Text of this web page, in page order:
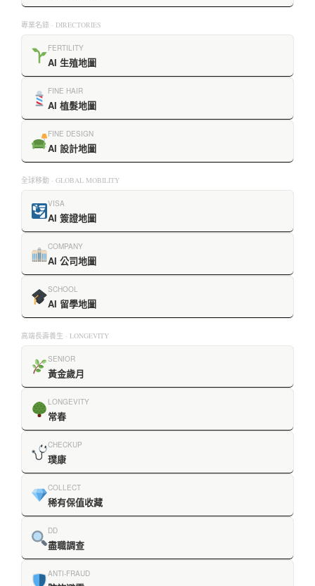
專業名錄 · DIRECTORIES
FERTILITY
AI 生殖地圖
FINE HAIR
AI 植髮地圖
FINE DESIGN
AI 設計地圖
全球移動 · GLOBAL MOBILITY
VISA
AI 簽證地圖
COMPANY
AI 公司地圖
SCHOOL
AI 留學地圖
高端長壽養生 · LONGEVITY
SENIOR
黃金歲月
LONGEVITY
常春
CHECKUP
璞康
COLLECT
稀有保值收藏
DD
盡職調查
ANTI-FRAUD